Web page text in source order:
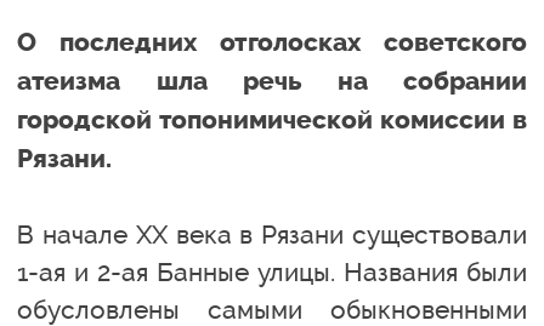
О последних отголосках советского
атеизма шла речь на собрании
городской топонимической комиссии в
Рязани.
В начале XX века в Рязани существовали
1-ая и 2-ая Банные улицы. Названия были
обусловлены самыми обыкновенными